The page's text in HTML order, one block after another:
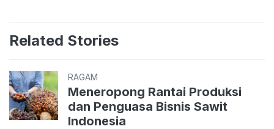
Related Stories
RAGAM
Meneropong Rantai Produksi
dan Penguasa Bisnis Sawit
Indonesia